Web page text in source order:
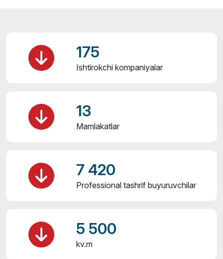
175
Ishtirokchi kompaniyalar
13
Mamlakatlar
7 420
Professional tashrif buyuruvchilar
5 500
kv.m